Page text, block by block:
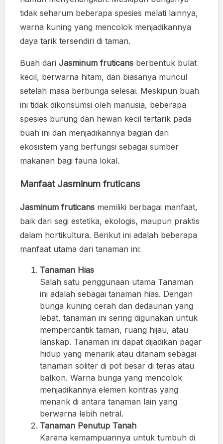
tidak seharum beberapa spesies melati lainnya,
warna kuning yang mencolok menjadikannya
daya tarik tersendiri di taman.
Buah dari Jasminum fruticans berbentuk bulat
kecil, berwarna hitam, dan biasanya muncul
setelah masa berbunga selesai. Meskipun buah
ini tidak dikonsumsi oleh manusia, beberapa
spesies burung dan hewan kecil tertarik pada
buah ini dan menjadikannya bagian dari
ekosistem yang berfungsi sebagai sumber
makanan bagi fauna lokal.
Manfaat Jasminum fruticans
Jasminum fruticans memiliki berbagai manfaat,
baik dari segi estetika, ekologis, maupun praktis
dalam hortikultura. Berikut ini adalah beberapa
manfaat utama dari tanaman ini:
Tanaman Hias
Salah satu penggunaan utama Tanaman
ini adalah sebagai tanaman hias. Dengan
bunga kuning cerah dan dedaunan yang
lebat, tanaman ini sering digunakan untuk
mempercantik taman, ruang hijau, atau
lanskap. Tanaman ini dapat dijadikan pagar
hidup yang menarik atau ditanam sebagai
tanaman soliter di pot besar di teras atau
balkon. Warna bunga yang mencolok
menjadikannya elemen kontras yang
menarik di antara tanaman lain yang
berwarna lebih netral.
Tanaman Penutup Tanah
Karena kemampuannya untuk tumbuh di